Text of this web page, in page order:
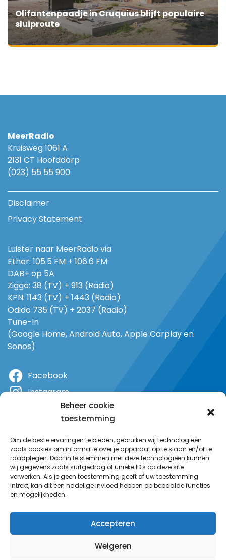
Beheer cookie
toestemming
Om de beste ervaringen te bieden, gebruiken wij technologieën
zoals cookies om informatie over je apparaat op te slaan en/of te
raadplegen. Door in te stemmen met deze technologieën kunnen
wij gegevens zoals surfgedrag of unieke ID's op deze site
verwerken. Als je geen toestemming geeft of uw toestemming
intrekt, kan dit een nadelige invloed hebben op bepaalde functies
en mogelijkheden.
Accepteren
Weigeren
Olifantenpaadje in Cruquius blijft populaire
sluiproute
MeerRadio
Kruisweg 1061 A
2131 CT Hoofddorp
(023) 55 55 900
Disclaimer
Privacy Statement
Luister naar MeerRadio via
Ether: 105.5 FM + 106.6 FM
DAB+ op 5A
Ziggo: 38 (TV) + 913 (Radio)
KPN: 1143 (TV) + 1443 (Radio)
Odido 735 (TV) + 2037 (Radio)
Tune-In
(Google Home, Android Auto, Apple Carplay en
Sonos)
Facebook
Instagram
YouTube